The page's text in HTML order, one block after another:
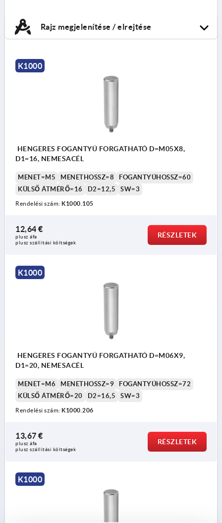
Rajz megjelenítése / elrejtése
K1000
HENGERES FOGANTYÚ FORGATHATÓ D=M05X8,
D1=16, NEMESACÉL
MENET=M5 MENETHOSSZ=8
FOGANTYÚHOSSZ=60
KÜLSŐ ÁTMÉRŐ=16
D2=12,5 SW=3
Rendelési szám: K1000.105
12,64 €
plusz áfa
plusz szállítási költségek
RÉSZLETEK
K1000
HENGERES FOGANTYÚ FORGATHATÓ D=M06X9,
D1=20, NEMESACÉL
MENET=M6 MENETHOSSZ=9
FOGANTYÚHOSSZ=72
KÜLSŐ ÁTMÉRŐ=20
D2=16,5 SW=3
Rendelési szám: K1000.206
13,67 €
plusz áfa
plusz szállítási költségek
RÉSZLETEK
K1000